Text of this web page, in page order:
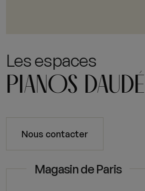
Les espaces
PIANOS DAUDÉ
Nous contacter
Magasin de Paris